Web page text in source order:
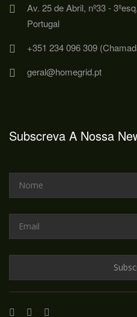
Av. 25 de Abril, nº33 -
Portugal
+351 234 096 309
geral@homegrid.pt
Subscreva A Nossa